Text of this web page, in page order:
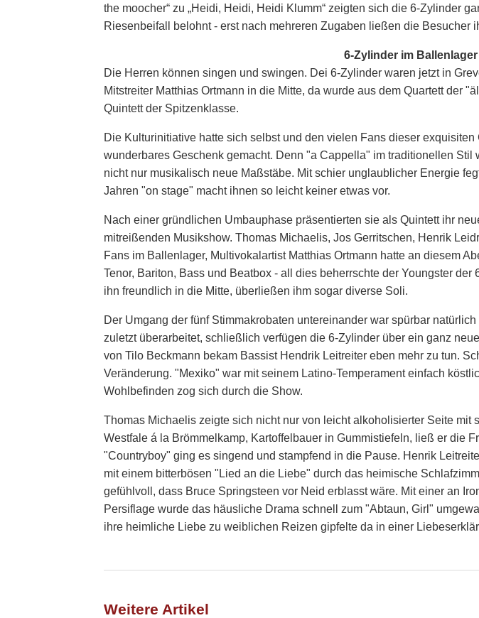
the moocher“ zu „Heidi, Heidi, Heidi Klumm“ zeigten sich die 6-Zylinder
Riesenbeifall belohnt - erst nach mehreren Zugaben ließen die Besucher
6-Zylinder im Ballenlager
Die Herren können singen und swingen. Dei 6-Zylinder waren jetzt in
Mitstreiter Matthias Ortmann in die Mitte, da wurde aus dem Quartett der
Quintett der Spitzenklasse.
Die Kulturinitiative hatte sich selbst und den vielen Fans dieser
wunderbares Geschenk gemacht. Denn "a Cappella" im traditionellen
nicht nur musikalisch neue Maßstäbe. Mit schier unglaublicher Energie
Jahren "on stage" macht ihnen so leicht keiner etwas vor.
Nach einer gründlichen Umbauphase präsentierten sie als Quintett ihr
mitreißenden Musikshow. Thomas Michaelis, Jos Gerritschen, Henrik
Fans im Ballenlager, Multivokalartist Matthias Ortmann hatte an diesem
Tenor, Bariton, Bass und Beatbox - all dies beherrschte der Youngster
ihn freundlich in die Mitte, überließen ihm sogar diverse Soli.
Der Umgang der fünf Stimmakrobaten untereinander war spürbar
zuletzt überarbeitet, schließlich verfügen die 6-Zylinder über ein ganz
von Tilo Beckmann bekam Bassist Hendrik Leitreiter eben mehr zu tun.
Veränderung. "Mexiko" war mit seinem Latino-Temperament einfach
Wohlbefinden zog sich durch die Show.
Thomas Michaelis zeigte sich nicht nur von leicht alkoholisierter Seite
Westfale á la Brömmelkamp, Kartoffelbauer in Gummistiefeln, ließ er die
"Countryboy" ging es singend und stampfend in die Pause. Henrik
mit einem bitterbösen "Lied an die Liebe" durch das heimische
gefühlvoll, dass Bruce Springsteen vor Neid erblasst wäre. Mit einer an
Persiflage wurde das häusliche Drama schnell zum "Abtaun, Girl"
ihre heimliche Liebe zu weiblichen Reizen gipfelte da in einer
Weitere Artikel